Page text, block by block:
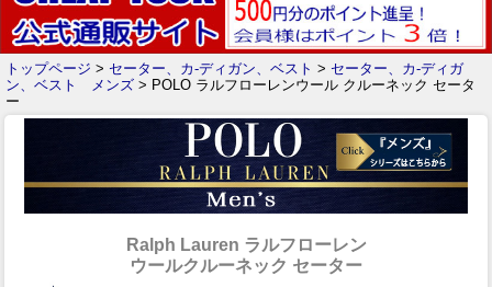
トップページ > セーター、カ-ディガン、ベスト > セーター、カ-ディガ
ン、ベスト メンズ > POLO ラルフローレンウール クルーネック セータ
ー
Ralph Lauren ラルフローレン
ウールクルーネック セーター